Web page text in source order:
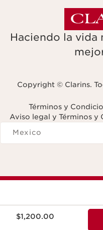
$1,200.00
Haciendo la vida
Copyright © Clarins.
Términos y
Aviso legal y Términos y
Navigates to
Mexico